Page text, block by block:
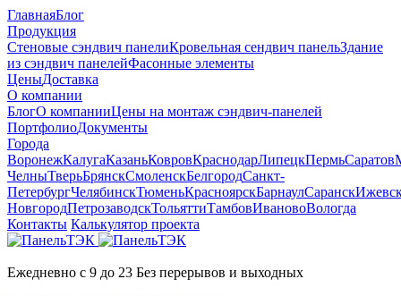
ГлавнаяБлог
Продукция
Cтеновые сэндвич панелиКровельная сендвич панельЗдание
из сэндвич панелейФасонные элементы
ЦеныДоставка
О компании
БлогО компанииЦены на монтаж сэндвич-панелей
ПортфолиоДокументы
Города
ВоронежКалугаКазаньКовровКраснодарЛипецкПермьСаратов
ЧелныТверьБрянскСмоленскБелгородСанкт-
ПетербургЧелябинскТюменьКрасноярскБарнаулСаранск
НовгородПетрозаводскТольяттиТамбовИвановоВологда
Контакты Калькулятор проекта
Ежедневно с 9 до 23 Без перерывов и выходных